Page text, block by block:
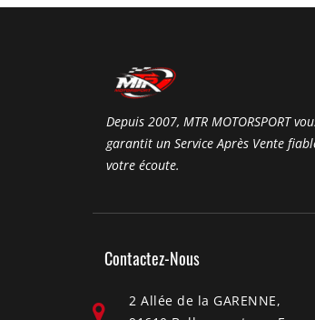
Depuis 2007, MTR MOTORSPORT
garantit un Service Après Vente
votre écoute.
Contactez-Nous
2 Allée de la GARENNE,